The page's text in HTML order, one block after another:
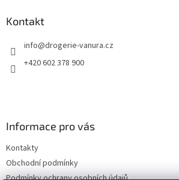
Kontakt
info@drogerie-vanura.cz
+420 602 378 900
Informace pro vás
Kontakty
Obchodní podmínky